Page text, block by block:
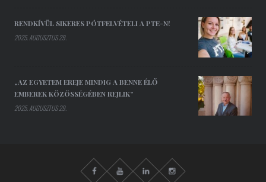
RENDKÍVÜL SIKERES PÓTFELVÉTELI A PTE-N!
2025. AUGUSZTUS 29.
„AZ EGYETEM EREJE MINDIG A BENNE ÉLŐ
EMBEREK KÖZÖSSÉGÉBEN REJLIK”
2025. AUGUSZTUS 29.